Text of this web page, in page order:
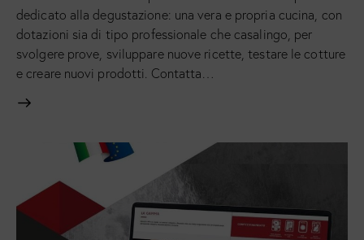
dedicato alla degustazione: una vera e propria cucina, con
dotazioni sia di tipo professionale che casalingo, per
svolgere prove, sviluppare nuove ricette, testare le cotture
e creare nuovi prodotti. Contatta…